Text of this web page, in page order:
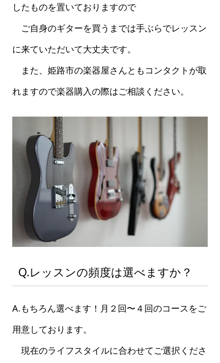
したものを置いておりますので
ご自身のギターを買うまでは手ぶらでレッスン
に来ていただいて大丈夫です。
また、姫路市の楽器屋さんともコンタクトが取
れますので楽器購入の際はご相談ください。
Q.レッスンの頻度は選べますか？
A.もちろん選べます！月２回〜４回のコースをご
用意しております。
現在のライフスタイルに合わせてご選択くださ